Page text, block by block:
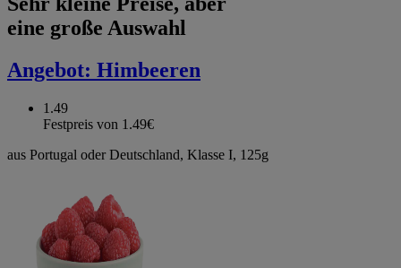
eine große Auswahl
Angebot: Himbeeren
1.49
Festpreis von 1.49€
aus Portugal oder Deutschland, Klasse I, 125g